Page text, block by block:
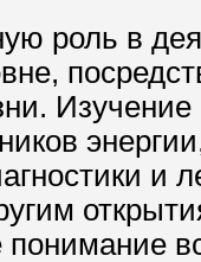
роль в
и